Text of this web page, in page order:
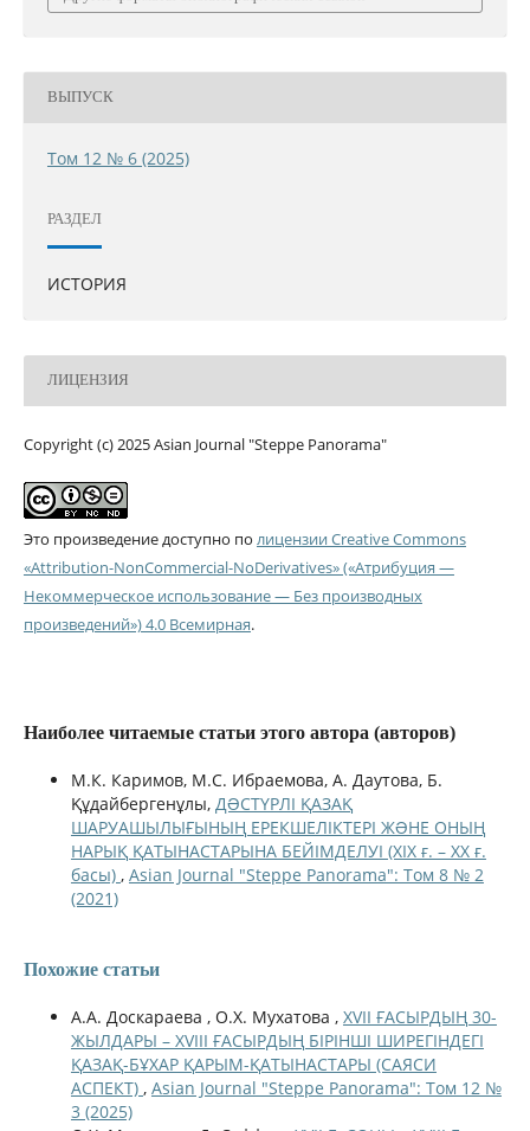
ВЫПУСК
Том 12 № 6 (2025)
РАЗДЕЛ
ИСТОРИЯ
ЛИЦЕНЗИЯ
Copyright (c) 2025 Asian Journal "Steppe Panorama"
Это произведение доступно по лицензии Creative Commons
«Attribution-NonCommercial-NoDerivatives» («Атрибуция —
Некоммерческое использование — Без производных
произведений») 4.0 Всемирная.
Наиболее читаемые статьи этого автора (авторов)
М.К. Каримов, М.С. Ибраемова, А. Даутова, Б.
Құдайбергенұлы, ДƏСТҮРЛІ ҚАЗАҚ
ШАРУАШЫЛЫҒЫНЫҢ ЕРЕКШЕЛІКТЕРІ ЖƏНЕ ОНЫҢ
НАРЫҚ ҚАТЫНАСТАРЫНА БЕЙІМДЕЛУІ (ХІХ ғ. – ХХ ғ.
басы) , Asian Journal "Steppe Panorama": Том 8 № 2
(2021)
Похожие статьи
А.А. Доскараева , О.Х. Мухатова , XVII ҒАСЫРДЫҢ 30-
ЖЫЛДАРЫ – XVIIІ ҒАСЫРДЫҢ БІРІНШІ ШИРЕГІНДЕГІ
ҚАЗАҚ-БҰХАР ҚАРЫМ-ҚАТЫНАСТАРЫ (САЯСИ
АСПЕКТ) , Asian Journal "Steppe Panorama": Том 12 №
3 (2025)